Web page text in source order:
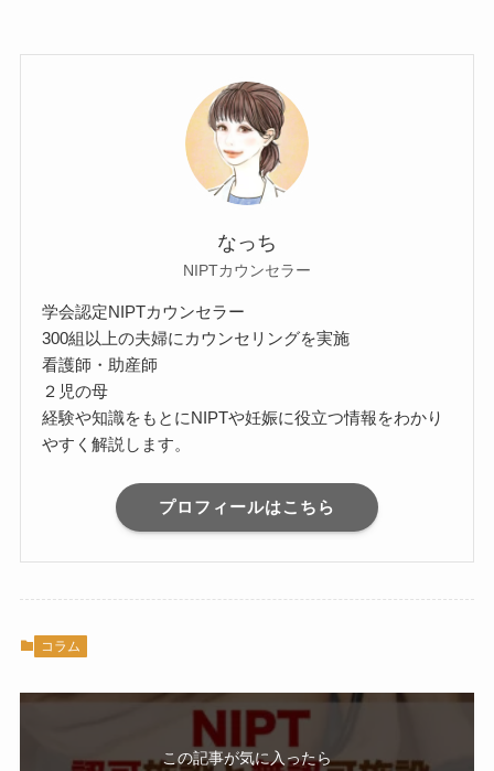
なっち
NIPTカウンセラー
学会認定NIPTカウンセラー
300組以上の夫婦にカウンセリングを実施
看護師・助産師
２児の母
経験や知識をもとにNIPTや妊娠に役立つ情報をわかり
やすく解説します。
プロフィールはこちら
コラム
この記事が気に入ったら